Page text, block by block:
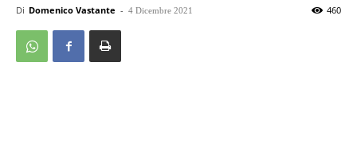
Di Domenico Vastante - 4 Dicembre 2021 460